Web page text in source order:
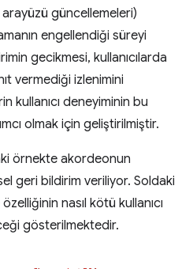
arayüzü güncellemeleri)
engellendiği süreyi
gecikmesi, kullanıcılarda
vermediği izlenimini
kullanıcı deneyiminin bu
olmak için geliştirilmiştir.
örnekte akordeonun
geri bildirim veriliyor. Soldaki
nasıl kötü kullanıcı
gösterilmektedir.